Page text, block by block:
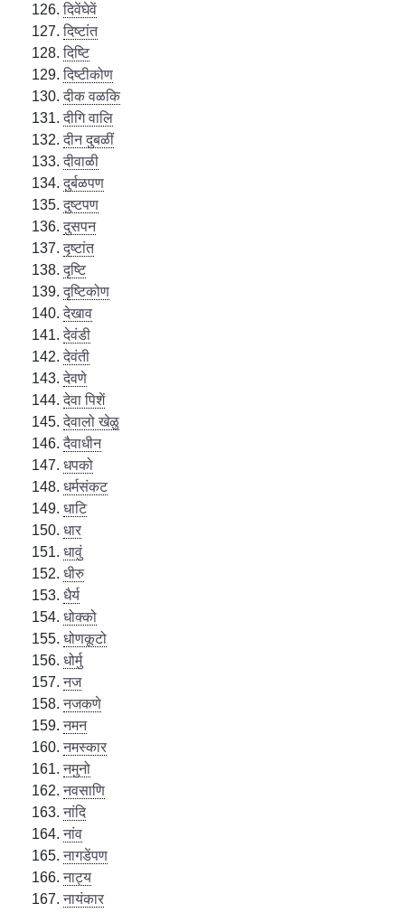
दिवेंघेवें
दिष्टांत
दिष्टि
दिष्टीकोण
दीक वळकि
दीगि वालि
दीन दुबळीं
दीवाळी
दुर्बळपण
दुष्टपण
दुसपन
दृष्टांत
दृष्टि
दृष्टिकोण
देखाव
देवंडी
देवंती
देवणे
देवा पिशें
देवालो खेळु
दैवाधीन
धपको
धर्मसंकट
धाटि
धार
धावुं
धीरु
धैर्य
धोक्को
धोणकूटो
धोर्मु
नज
नजकणे
नमन
नमस्कार
नमुनो
नवसाणि
नांदि
नांव
नागडेंपण
नाट्य
नायंकार